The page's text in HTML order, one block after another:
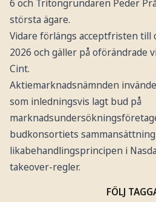
6 och Tritongrundaren Peder
största ägare.
Vidare förlängs acceptfristen till
2026 och gäller på oförändrade
Cint.
Aktiemarknadsnämnden
som inledningsvis lagt bud på
budkonsortiets
likabehandlingsprincipen i
takeover-regler.
FÖLJ